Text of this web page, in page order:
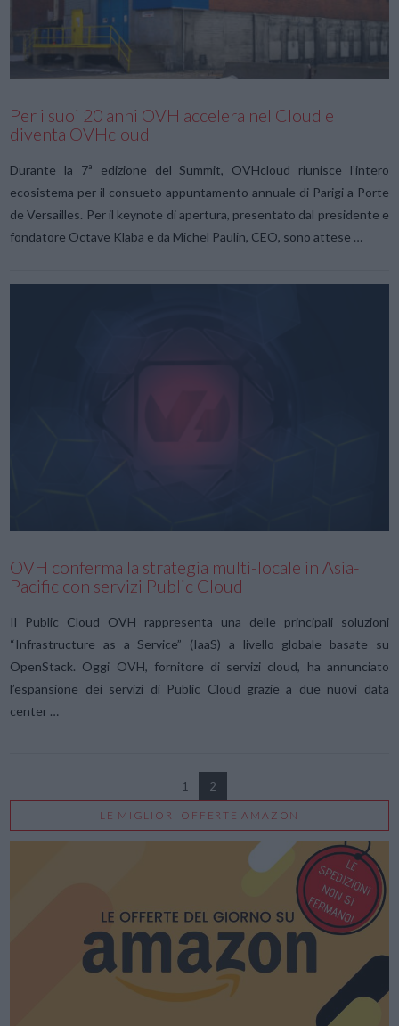
Per i suoi 20 anni OVH accelera nel Cloud e
diventa OVHcloud
Durante la 7ª edizione del Summit, OVHcloud riunisce l’intero
ecosistema per il consueto appuntamento annuale di Parigi a Porte
de Versailles. Per il keynote di apertura, presentato dal presidente e
fondatore Octave Klaba e da Michel Paulin, CEO, sono attese …
OVH conferma la strategia multi-locale in Asia-
Pacific con servizi Public Cloud
Il Public Cloud OVH rappresenta una delle principali soluzioni
“Infrastructure as a Service” (IaaS) a livello globale basate su
OpenStack. Oggi OVH, fornitore di servizi cloud, ha annunciato
l’espansione dei servizi di Public Cloud grazie a due nuovi data
center …
1 2
LE MIGLIORI OFFERTE AMAZON